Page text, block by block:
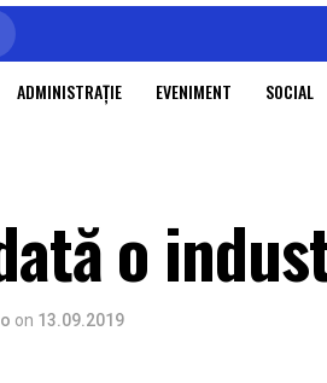
ADMINISTRAŢIE EVENIMENT SOCIAL
o
on 13.09.2019